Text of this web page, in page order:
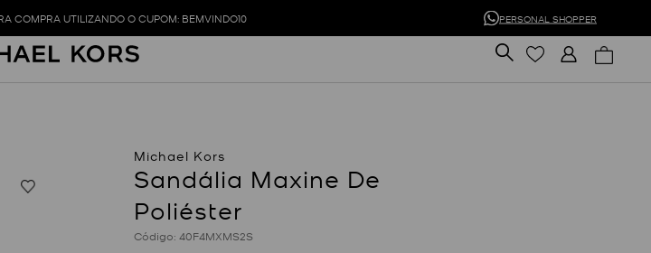
COMPRA UTILIZANDO O CUPOM: BEMVINDO10 PERSONAL SHOPPER
Sandália Maxine De
Poliéster
: 40F4MXMS2S